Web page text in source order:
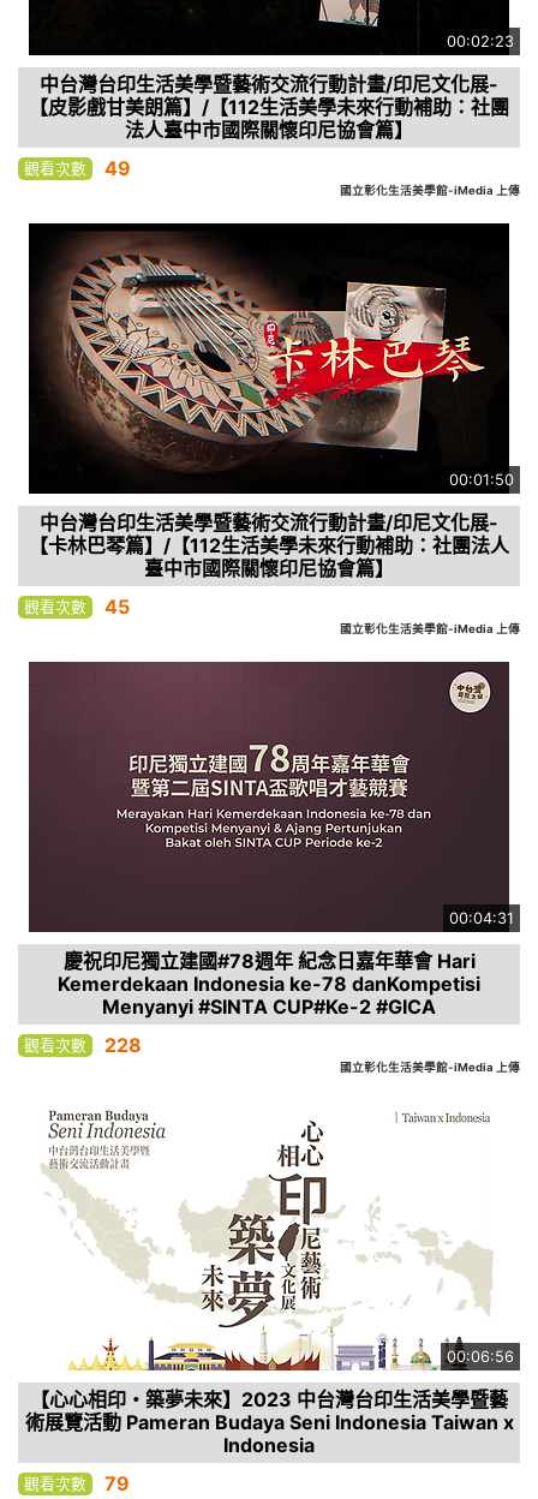
00:02:23
中台灣台印生活美學暨藝術交流行動計畫/印尼文化展-
【皮影戲甘美朗篇】/【112生活美學未來行動補助：社團
法人臺中市國際關懷印尼協會篇】
觀看次數 49
國立彰化生活美學館-iMedia 上傳
00:01:50
中台灣台印生活美學暨藝術交流行動計畫/印尼文化展-
【卡林巴琴篇】/【112生活美學未來行動補助：社團法人
臺中市國際關懷印尼協會篇】
觀看次數 45
國立彰化生活美學館-iMedia 上傳
00:04:31
慶祝印尼獨立建國#78週年 紀念日嘉年華會 Hari
Kemerdekaan Indonesia ke-78 danKompetisi
Menyanyi #SINTA CUP#Ke-2 #GICA
觀看次數 228
國立彰化生活美學館-iMedia 上傳
00:06:56
【心心相印・築夢未來】2023 中台灣台印生活美學暨藝
術展覽活動 Pameran Budaya Seni Indonesia Taiwan x
Indonesia
觀看次數 79